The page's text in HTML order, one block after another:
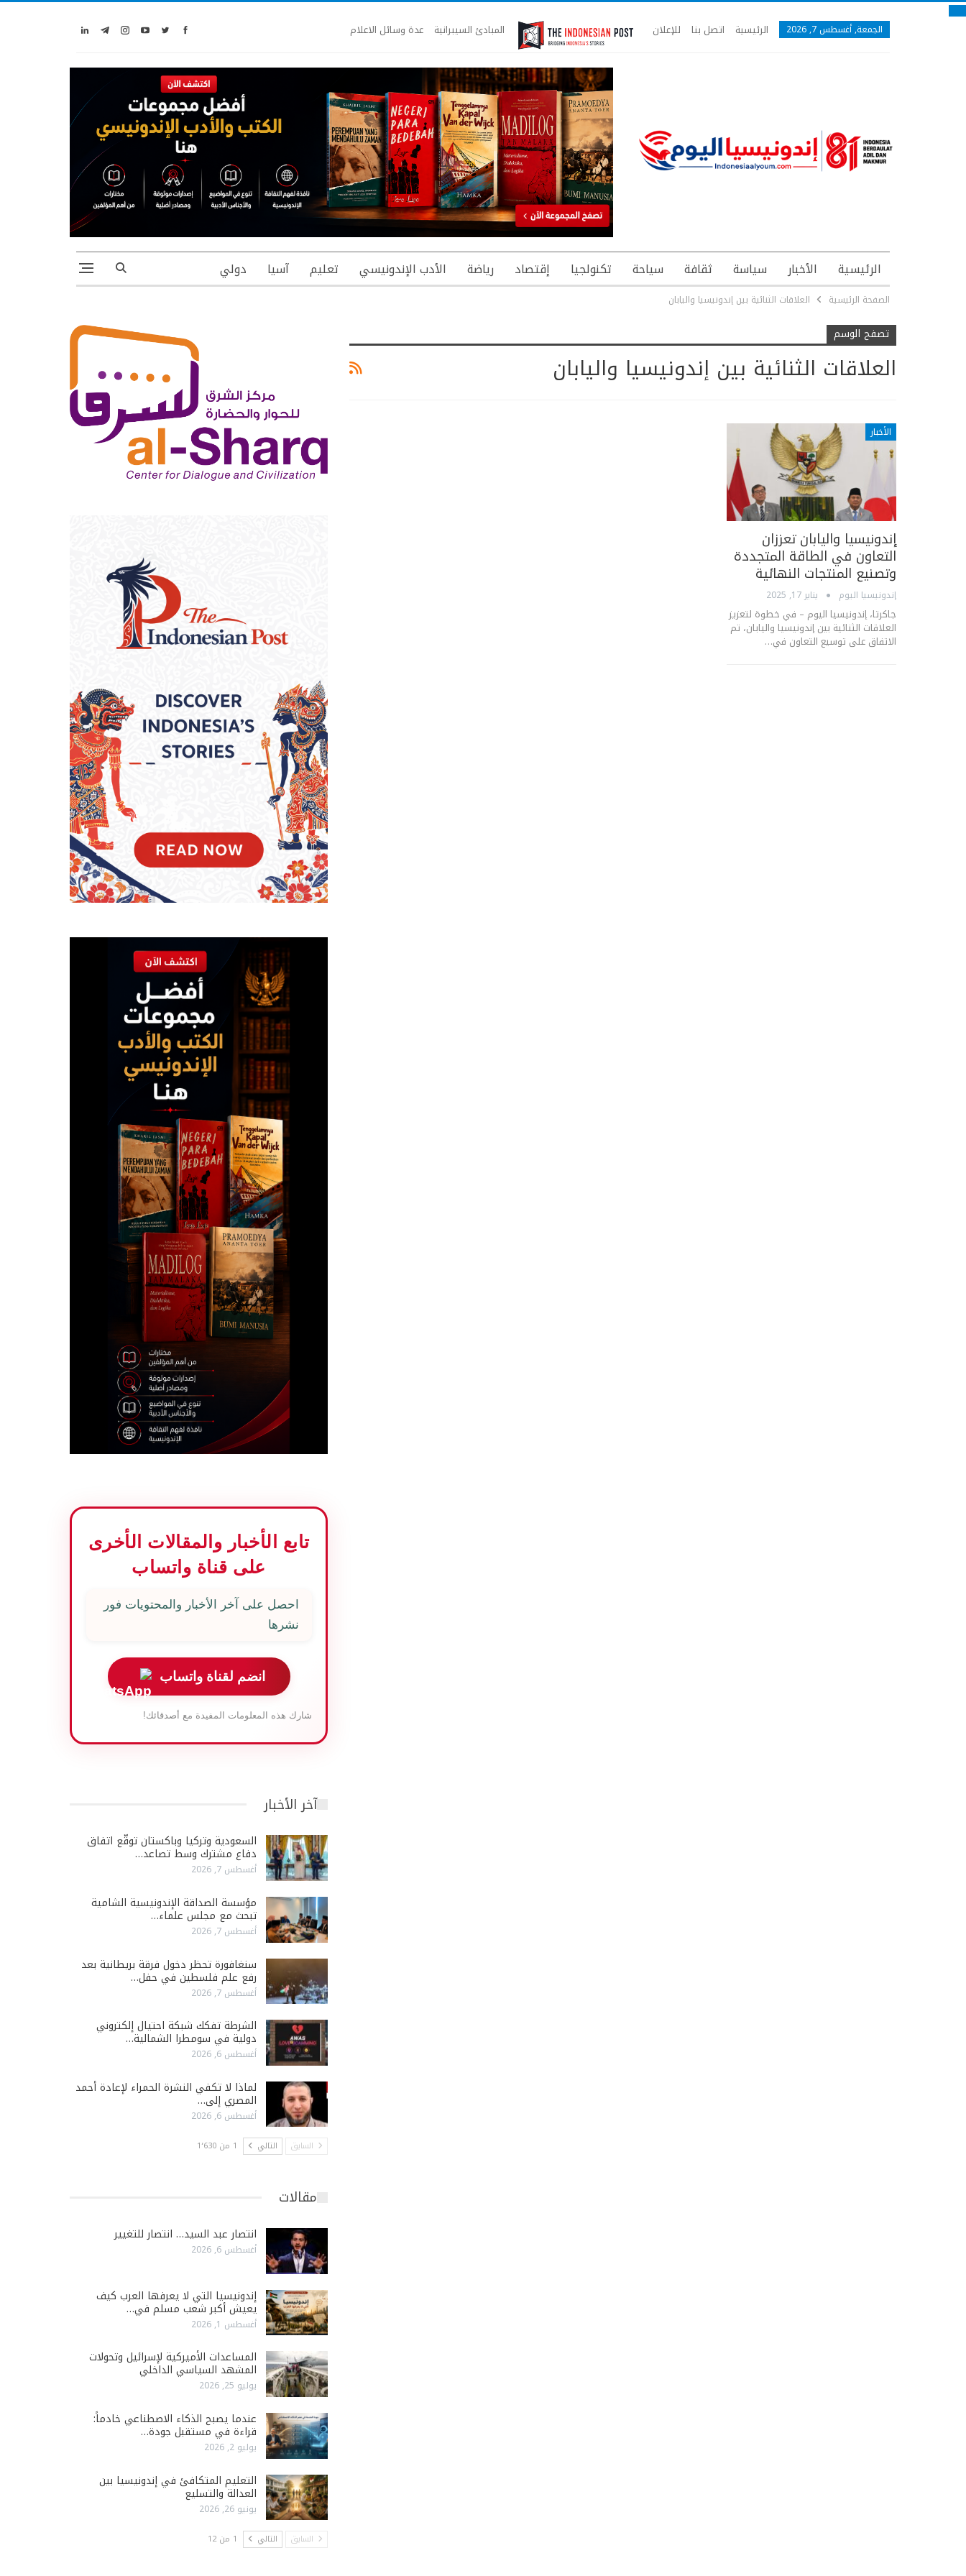
الجمعة, أغسطس 7, 2026 الرئيسية اتصل بنا للإعلان المبادئ السيبرانية عدة وسائل الاعلام
الرئيسية الأخبار سياسة ثقافة سياحة تكنولجيا إقتصاد رياضة الأدب الإندونيسي تعليم آسيا دولي
الصفحة الرئيسية العلاقات الثنائية بين إندونيسيا واليابان
تصفح الوسم
العلاقات الثنائية بين إندونيسيا واليابان
الأخبار
إندونيسيا واليابان تعززان
التعاون في الطاقة المتجددة
وتصنيع المنتجات النهائية
إندونيسيا اليوم يناير 17, 2025
جاكرتا، إندونيسيا اليوم – في خطوة لتعزيز
العلاقات الثنائية بين إندونيسيا واليابان، تم
الاتفاق على توسيع التعاون في…
تابع الأخبار والمقالات الأخرى
على قناة واتساب
احصل على آخر الأخبار والمحتويات فور
نشرها
انضم لقناة واتساب
شارك هذه المعلومات المفيدة مع أصدقائك!
آخر الأخبار
السعودية وتركيا وباكستان توقّع اتفاق
دفاع مشترك وسط تصاعد…
أغسطس 7, 2026
مؤسسة الصداقة الإندونيسية الشامية
تبحث مع مجلس علماء…
أغسطس 7, 2026
سنغافورة تحظر دخول فرقة بريطانية بعد
رفع علم فلسطين في حفل…
أغسطس 7, 2026
الشرطة تفكك شبكة احتيال إلكتروني
دولية في سومطرا الشمالية…
أغسطس 6, 2026
لماذا لا تكفي النشرة الحمراء لإعادة أحمد
المصري إلى…
أغسطس 6, 2026
السابق التالي 1 من 1٬630
مقالات
انتصار عبد السيد… انتصار للتغيير
أغسطس 6, 2026
إندونيسيا التي لا يعرفها العرب كيف
يعيش أكبر شعب مسلم في…
أغسطس 1, 2026
المساعدات الأميركية لإسرائيل وتحولات
المشهد السياسي الداخلي
يوليو 25, 2026
عندما يصبح الذكاء الاصطناعي خادماً:
قراءة في مستقبل جودة…
يوليو 2, 2026
التعليم المتكافئ في إندونيسيا بين
العدالة والتسليع
يونيو 26, 2026
السابق التالي 1 من 12